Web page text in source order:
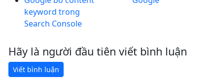
keyword trong
Search Console
Hãy là người đầu tiên viết bình luận